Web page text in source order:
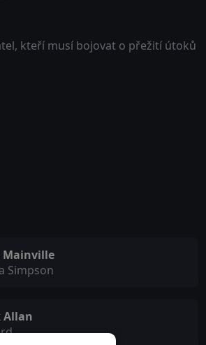
kteří musí bojovat o přežití útoků
Mainville
Simpson
Allan